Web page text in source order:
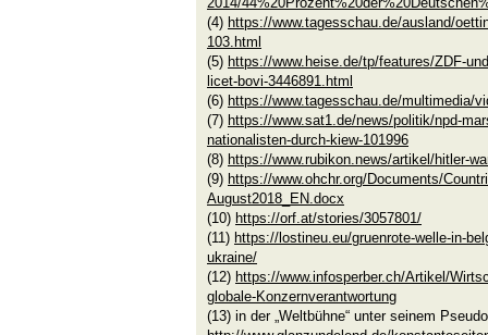
(4) https://www.tagesschau.de/ausland/
103.html
(5) https://www.heise.de/tp/features/ZDF-
licet-bovi-3446891.html
(6) https://www.tagesschau.de/multimedia/
(7) https://www.sat1.de/news/politik/npd-
nationalisten-durch-kiew-101996
(8) https://www.rubikon.news/artikel/hitler-
(9) https://www.ohchr.org/Documents/
August2018_EN.docx
(10) https://orf.at/stories/3057801/
(11) https://lostineu.eu/gruenrote-welle-in-
ukraine/
(12) https://www.infosperber.ch/Artikel/
globale-Konzernverantwortung
(13) in der „Weltbühne“ unter seinem